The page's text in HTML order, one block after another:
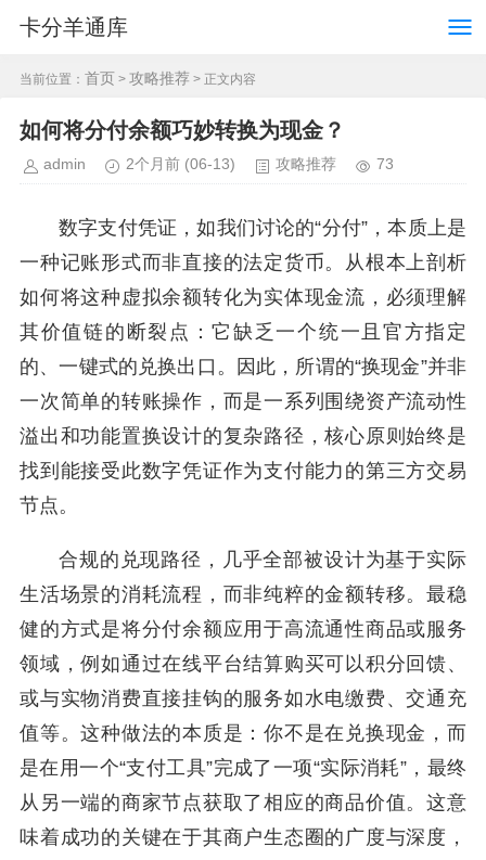
卡分羊通库
当前位置： 首页 > 攻略推荐 > 正文内容
如何将分付余额巧妙转换为现金？
admin 2个月前 (06-13) 攻略推荐 73
数字支付凭证，如我们讨论的“分付”，本质上是
一种记账形式而非直接的法定货币。从根本上剖析
如何将这种虚拟余额转化为实体现金流，必须理解
其价值链的断裂点：它缺乏一个统一且官方指定
的、一键式的兑换出口。因此，所谓的“换现金”并非
一次简单的转账操作，而是一系列围绕资产流动性
溢出和功能置换设计的复杂路径，核心原则始终是
找到能接受此数字凭证作为支付能力的第三方交易
节点。
合规的兑现路径，几乎全部被设计为基于实际
生活场景的消耗流程，而非纯粹的金额转移。最稳
健的方式是将分付余额应用于高流通性商品或服务
领域，例如通过在线平台结算购买可以积分回馈、
或与实物消费直接挂钩的服务如水电缴费、交通充
值等。这种做法的本质是：你不是在兑换现金，而
是在用一个“支付工具”完成了一项“实际消耗”，最终
从另一端的商家节点获取了相应的商品价值。这意
味着成功的关键在于其商户生态圈的广度与深度，